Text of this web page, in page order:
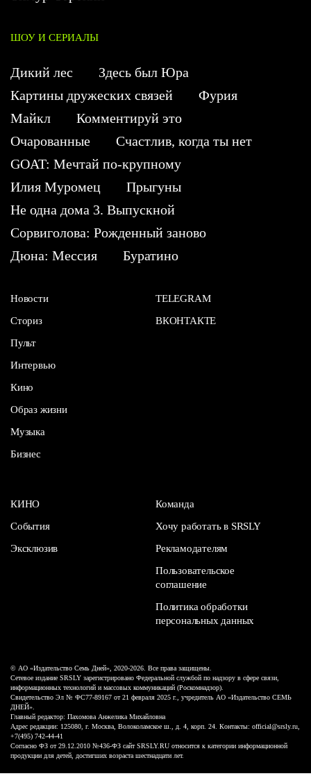
ШОУ И СЕРИАЛЫ
Дикий лес
Здесь был Юра
Картины дружеских связей
Фурия
Майкл
Комментируй это
Очарованные
Счастлив, когда ты нет
GOAT: Мечтай по-крупному
Илия Муромец
Прыгуны
Не одна дома 3. Выпускной
Сорвиголова: Рожденный заново
Дюна: Мессия
Буратино
Новости
Сториз
Пульт
Интервью
Кино
Образ жизни
Музыка
Бизнес
TELEGRAM
ВКОНТАКТЕ
КИНО
События
Эксклюзив
Команда
Хочу работать в SRSLY
Рекламодателям
Пользовательское
соглашение
Политика обработки
персональных данных
© АО «Издательство Семь Дней», 2020-2026. Все права защищены.
Сетевое издание SRSLY зарегистрировано Федеральной службой по надзору в сфере связи,
информационных технологий и массовых коммуникаций (Роскомнадзор).
Свидетельство Эл № ФС77-89167 от 21 февраля 2025 г., учредитель АО «Издательство СЕМЬ
ДНЕЙ».
Главный редактор: Пахомова Анжелика Михайловна
Адрес редакции: 125080, г. Москва, Волоколамское ш., д. 4, корп. 24. Контакты: official@srsly.ru,
+7(495) 742-44-41
Согласно ФЗ от 29.12.2010 №436-ФЗ сайт SRSLY.RU относится к категории информационной
продукции для детей, достигших возраста шестнадцати лет.